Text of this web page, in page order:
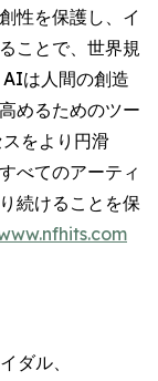
性を保護し、イ
ことで、世界規
は人間の創造
めるためのツー
をより円滑
べてのアーティ
続けることを保
ダル、